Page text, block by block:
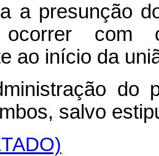
a presunção
ocorrer
ao início da
do
salvo